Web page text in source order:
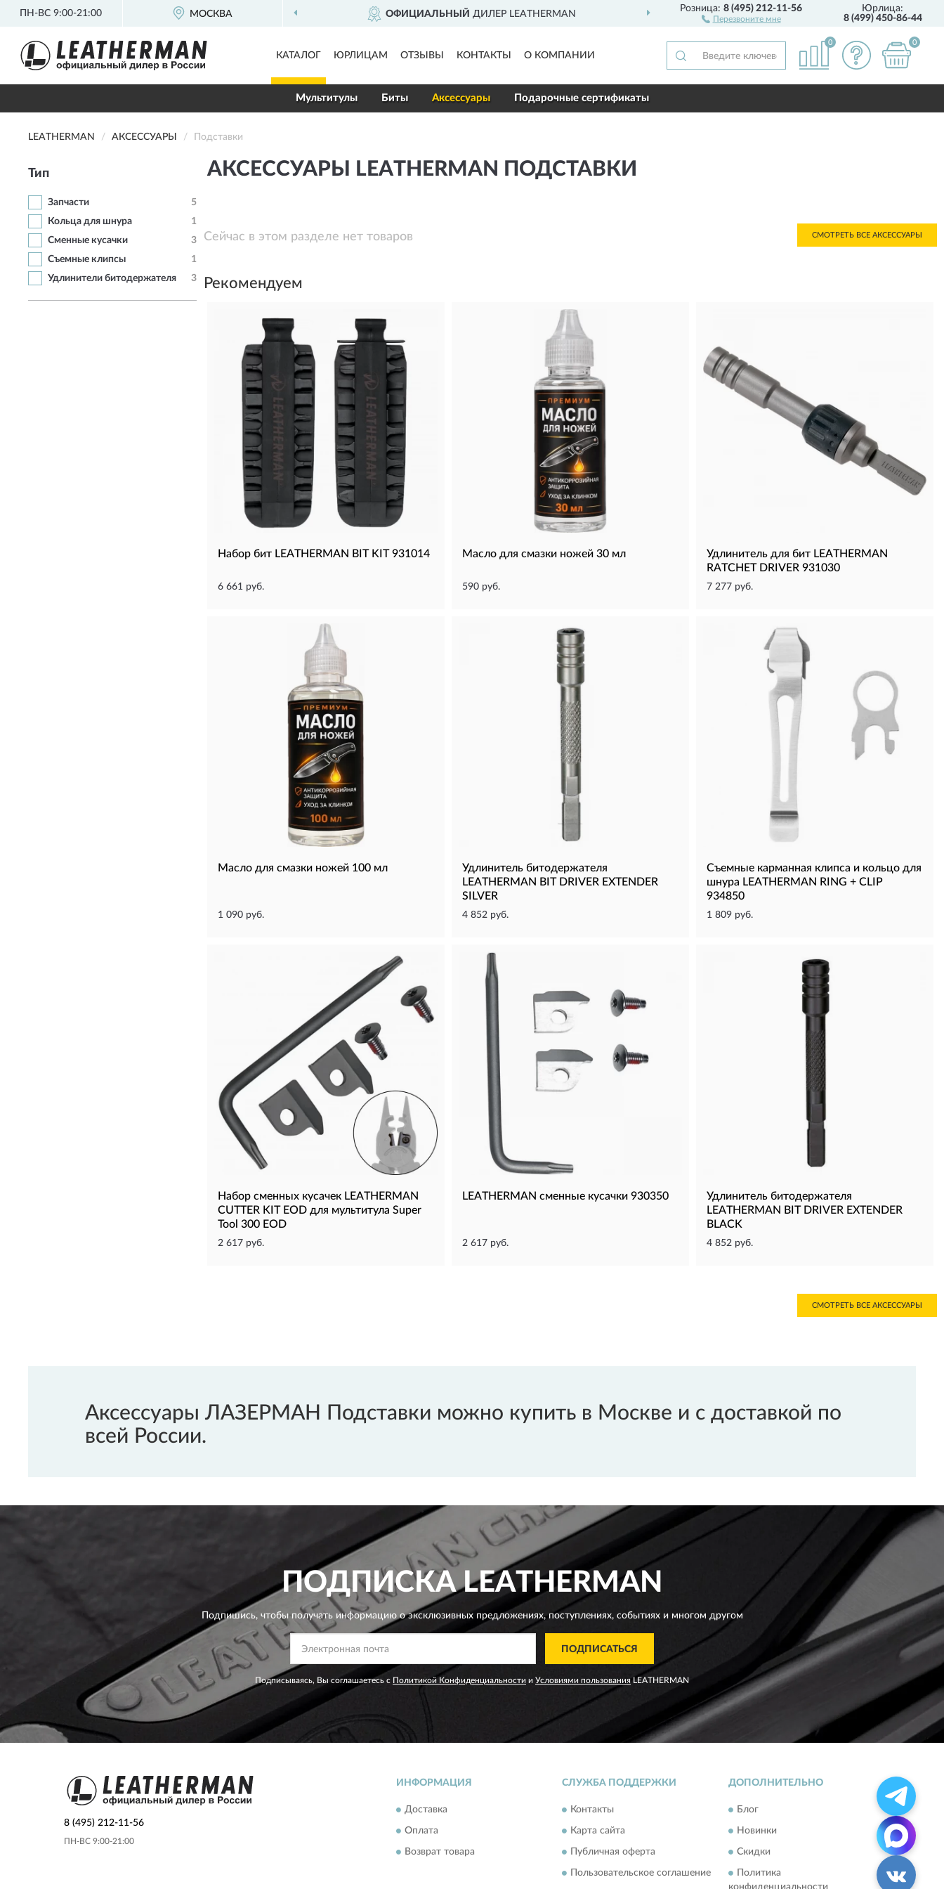
ПН-ВС 9:00-21:00 МОСКВА ОФИЦИАЛЬНЫЙ ДИЛЕР LEATHERMAN ДОСТАВИМ ПО ВСЕЙ РОССИИ
Розница:8 (495) 212-11-56
Перезвоните мне
Юрлица:
8 (499) 450-86-44
КАТАЛОГ ЮРЛИЦАМ ОТЗЫВЫ КОНТАКТЫ О КОМПАНИИ
0 0
Мультитулы Биты Аксессуары Подарочные сертификаты
LEATHERMAN АКСЕССУАРЫ Подставки
Тип
Запчасти
5
Кольца для шнура
1
Сменные кусачки
3
Съемные клипсы
1
Удлинители битодержателя
3
АКСЕССУАРЫ LEATHERMAN ПОДСТАВКИ
Сейчас в этом разделе нет товаров СМОТРЕТЬ ВСЕ АКСЕССУАРЫ
Рекомендуем
Набор бит LEATHERMAN BIT KIT 931014
6 661 руб.
Масло для смазки ножей 30 мл
590 руб.
Удлинитель для бит LEATHERMAN
RATCHET DRIVER 931030
7 277 руб.
Масло для смазки ножей 100 мл
1 090 руб.
Удлинитель битодержателя
LEATHERMAN BIT DRIVER EXTENDER
SILVER
4 852 руб.
Съемные карманная клипса и кольцо для
шнура LEATHERMAN RING + CLIP
934850
1 809 руб.
Набор сменных кусачек LEATHERMAN
CUTTER KIT EOD для мультитула Super
Tool 300 EOD
2 617 руб.
LEATHERMAN сменные кусачки 930350
2 617 руб.
Удлинитель битодержателя
LEATHERMAN BIT DRIVER EXTENDER
BLACK
4 852 руб.
СМОТРЕТЬ ВСЕ АКСЕССУАРЫ
Аксессуары ЛАЗЕРМАН Подставки можно купить в Москве и с доставкой по
всей России.
ПОДПИСКАLEATHERMAN
Подпишись, чтобы получать информацию о эксклюзивных предложениях,поступлениях, событиях и многом другом
ПОДПИСАТЬСЯ
Подписываясь, Вы соглашаетесь с Политикой Конфиденциальности и Условиями пользованияLEATHERMAN
8 (495) 212-11-56
ПН-ВС 9:00-21:00
ИНФОРМАЦИЯ
Доставка
Оплата
Возврат товара
СЛУЖБА ПОДДЕРЖКИ
Контакты
Карта сайта
Публичная оферта
Пользовательское соглашение
ДОПОЛНИТЕЛЬНО
Блог
Новинки
Скидки
Политика